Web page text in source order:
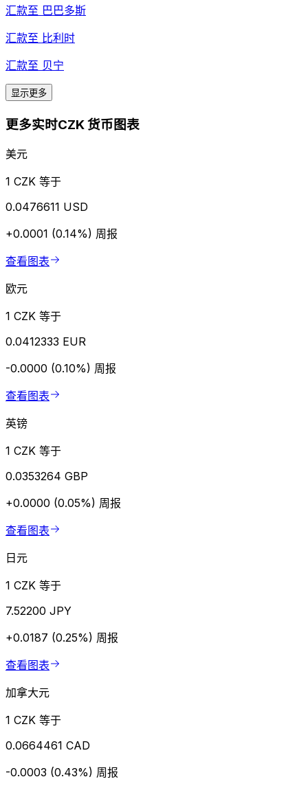
汇款至 巴巴多斯
汇款至 比利时
汇款至 贝宁
显示更多
更多实时CZK 货币图表
美元
1 CZK 等于
0.0476611 USD
+0.0001 (0.14%) 周报
查看图表
欧元
1 CZK 等于
0.0412333 EUR
-0.0000 (0.10%) 周报
查看图表
英镑
1 CZK 等于
0.0353264 GBP
+0.0000 (0.05%) 周报
查看图表
日元
1 CZK 等于
7.52200 JPY
+0.0187 (0.25%) 周报
查看图表
加拿大元
1 CZK 等于
0.0664461 CAD
-0.0003 (0.43%) 周报